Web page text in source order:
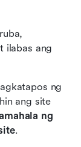
ilabas ang
ng
ang site
ng
.